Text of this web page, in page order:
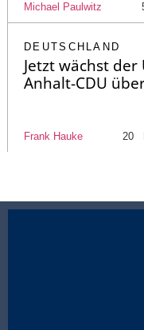
Michael Paulwitz
DEUTSCHLAND
Jetzt wächst
Anhalt-CDU
Frank Hauke 20